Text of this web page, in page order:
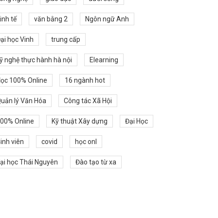
tế văn bằng 2 Ngôn ngữ Anh
học Vinh trung cấp
nghệ thực hành hà nội Elearning
100% Online 16 ngành hot
lý Văn Hóa Công tác Xã Hội
Online Kỹ thuật Xây dựng Đại Học
viên covid học onl
học Thái Nguyên Đào tạo từ xa